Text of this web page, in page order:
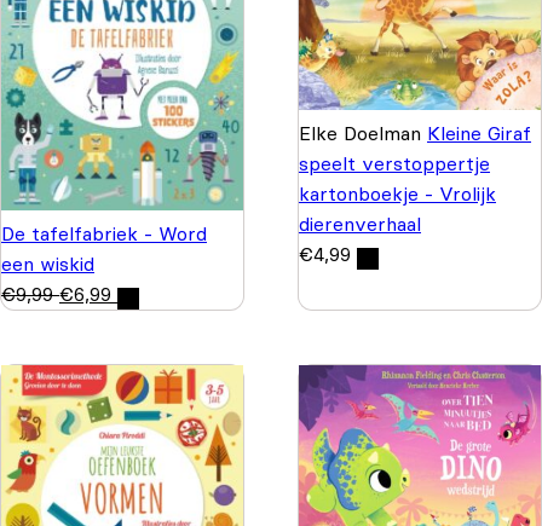
De tafelfabriek - Word
een wiskid
€9,99 €6,99
Elke Doelman Kleine Giraf
speelt verstoppertje
kartonboekje - Vrolijk
dierenverhaal
€4,99